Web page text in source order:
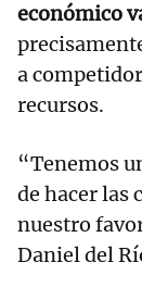
económico
a
recursos.
“Tenemos
de hacer las
nuestro
Daniel del